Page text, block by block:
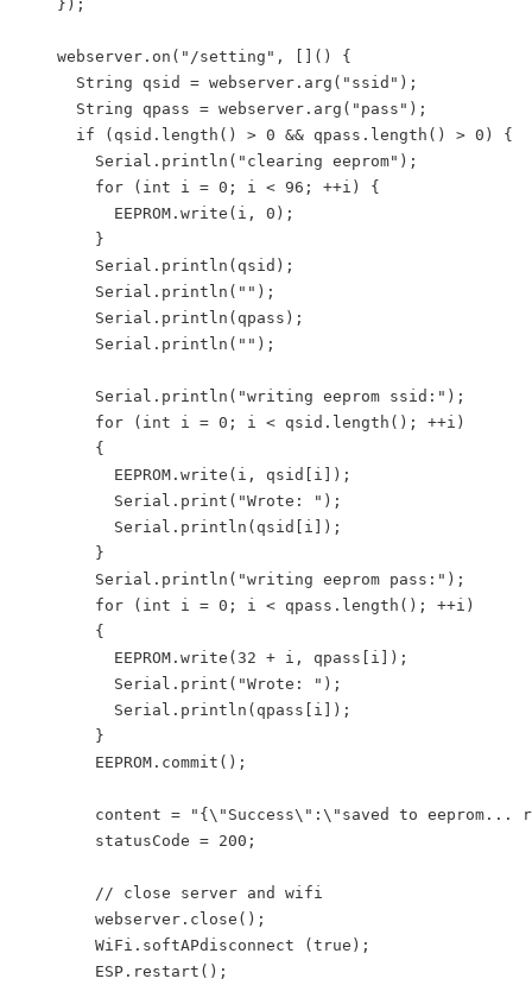
    });
    webserver.on("/setting", []() {
      String qsid = webserver.arg("ssid");
      String qpass = webserver.arg("pass");
      if (qsid.length() > 0 && qpass.length() > 0) {
        Serial.println("clearing eeprom");
        for (int i = 0; i < 96; ++i) {
          EEPROM.write(i, 0);
        }
        Serial.println(qsid);
        Serial.println("");
        Serial.println(qpass);
        Serial.println("");
        Serial.println("writing eeprom ssid:");
        for (int i = 0; i < qsid.length(); ++i)
        {
          EEPROM.write(i, qsid[i]);
          Serial.print("Wrote: ");
          Serial.println(qsid[i]);
        }
        Serial.println("writing eeprom pass:");
        for (int i = 0; i < qpass.length(); ++i)
        {
          EEPROM.write(32 + i, qpass[i]);
          Serial.print("Wrote: ");
          Serial.println(qpass[i]);
        }
        EEPROM.commit();
content = "{\"Success\":\"saved to eeprom...
        statusCode = 200;
        // close server and wifi
        webserver.close();
        WiFi.softAPdisconnect (true);
        ESP.restart();